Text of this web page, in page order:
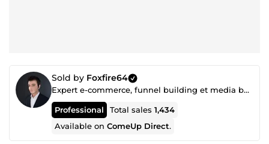
Sold by Foxfire64
Expert e-commerce, funnel building et media buying (Facebook ads etc...)
Professional Total sales1,434
Available onComeUp Direct.